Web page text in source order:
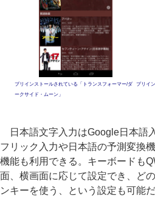
プリインストールされている「トランスフォーマー/ダ
ークサイド・ムーン」
プリイ
日本語文字入力はGoogle日本語
フリック入力や日本語の予測変換
機能も利用できる。キーボードも
面、横画面に応じて設定でき、ど
ンキーを使う、という設定も可能だ